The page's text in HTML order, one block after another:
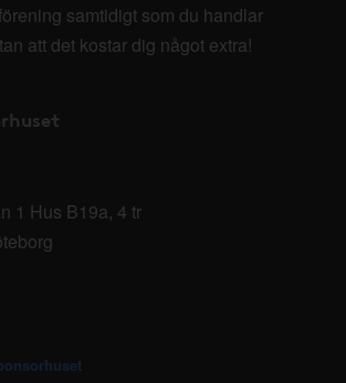
samtidigt som du handlar
att det kostar dig något extra!
1 Hus B19a, 4 tr